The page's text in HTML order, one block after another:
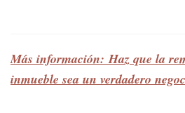
Más información: Haz que la
inmueble sea un verdadero